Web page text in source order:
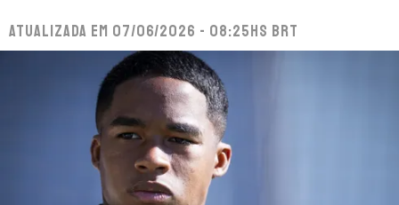
Atualizada em 07/06/2026 - 08:25hs BRT